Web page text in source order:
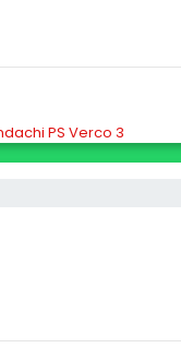
PS Verco 3